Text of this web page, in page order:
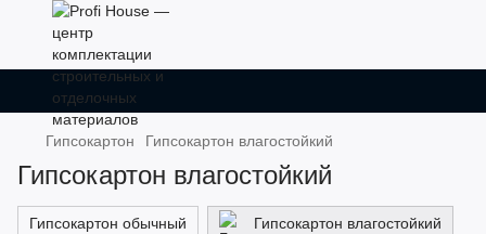
Гипсокартон Гипсокартон влагостойкий
Гипсокартон влагостойкий
Гипсокартон обычный Гипсокартон влагостойкий